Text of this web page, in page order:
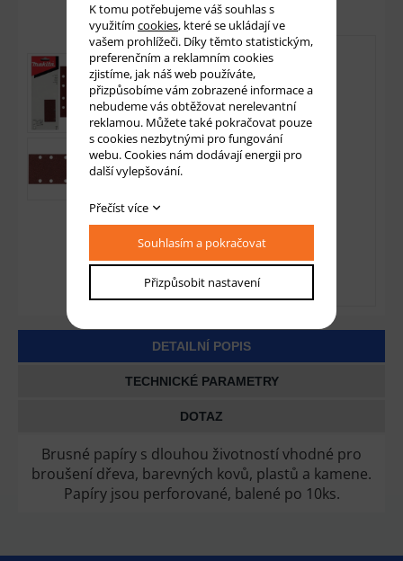
DETAILNÍ POPIS
TECHNICKÉ PARAMETRY
DOTAZ
Brusné papíry s dlouhou životností vhodné pro
broušení dřeva, barevných kovů, plastů a kamene.
Papíry jsou perforované, balené po 10ks.
K tomu potřebujeme váš souhlas s
využitím cookies, které se ukládají ve
vašem prohlížeči. Díky těmto statistickým,
preferenčním a reklamním cookies
zjistíme, jak náš web používáte,
přizpůsobíme vám zobrazené informace a
nebudeme vás obtěžovat nerelevantní
reklamou. Můžete také pokračovat pouze
s cookies nezbytnými pro fungování
webu. Cookies nám dodávají energii pro
další vylepšování.
Přečíst více
Souhlasím a pokračovat
Přizpůsobit nastavení